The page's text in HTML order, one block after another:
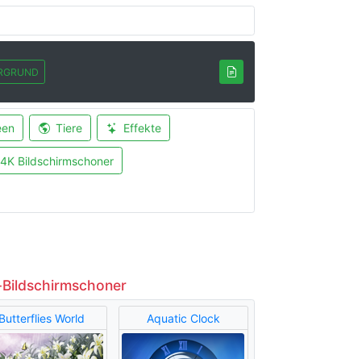
Tiere Effekte
4K Bildschirmschoner
Butterflies World Aquatic Clock